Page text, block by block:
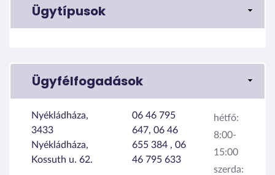
Ügytípusok
Ügyfélfogadások
Nyékládháza,
3433
Nyékládháza,
Kossuth u. 62.
06 46 795
647, 06 46
655 384 , 06
46 795 633
hétfő:
8:00-
15:00
szerda: